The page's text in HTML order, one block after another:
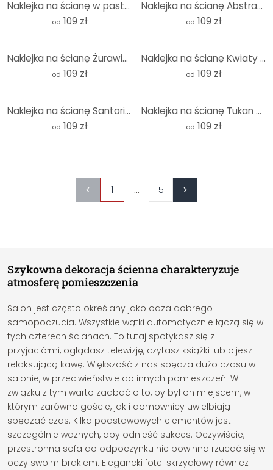
Naklejka na ścianę w pastelowych kolorach - okrągła
od 109 zł
Naklejka na ścianę Abstrakcyjne pierścienie beżowy - Grande - Okrągły
od 109 zł
Naklejka na ścianę Żurawie nad jeziorem - Bloomery Decor - Okrągła
od 109 zł
Naklejka na ścianę Kwiaty - Delikatne okrągłe kwiaty - Treechild
od 109 zł
Naklejka na ścianę Santorini houses - Rivers - Round
od 109 zł
Naklejka na ścianę Tukan w lesie tropikalnym - Bloomery Decor - Okrągła
od 109 zł
1 ... 5
Szykowna dekoracja ścienna charakteryzuje
atmosferę pomieszczenia
Salon jest często określany jako oaza dobrego
samopoczucia. Wszystkie wątki automatycznie łączą się w
tych czterech ścianach. To tutaj spotykasz się z
przyjaciółmi, oglądasz telewizję, czytasz książki lub pijesz
relaksującą kawę. Większość z nas spędza dużo czasu w
salonie, w przeciwieństwie do innych pomieszczeń. W
związku z tym warto zadbać o to, by był on miejscem, w
którym zarówno goście, jak i domownicy uwielbiają
spędzać czas. Kilka podstawowych elementów jest
szczególnie ważnych, aby odnieść sukces. Oczywiście,
przestronna sofa do odpoczynku nie powinna rzucać się w
oczy swoim brakiem. Elegancki fotel skrzydłowy również